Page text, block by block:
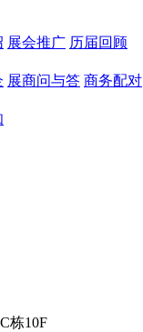
展会推广 历届回顾
展商问与答 商务配对
栋10F